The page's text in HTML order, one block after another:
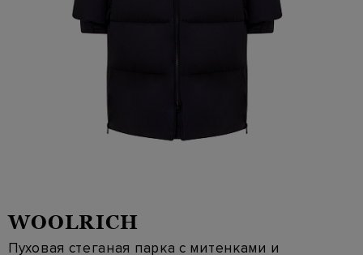
WOOLRICH
Пуховая стеганая парка с митенками и